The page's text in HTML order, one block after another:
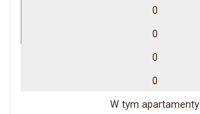
0
0
0
0
W tym apartamenty